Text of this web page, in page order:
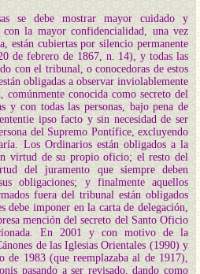
se debe mostrar mayor cuidado y
con la mayor confidencialidad, una vez
están cubiertas por silencio permanente
de febrero de 1867, n. 14), y todas las
con el tribunal, o conocedoras de estos
obligadas a observar inviolablemente
comúnmente conocida como secreto del
y con todas las personas, bajo pena de
ipso facto y sin necesidad de ser
del Supremo Pontífice, excluyendo
Los Ordinarios están obligados a la
virtud de su propio oficio; el resto del
del juramento que siempre deben
obligaciones; y finalmente aquellos
fuera del tribunal están obligados
debe imponer en la carta de delegación,
mención del secreto del Santo Oficio
En 2001 y con motivo de la
de las Iglesias Orientales (1990) y
de 1983 (que reemplazaba al de 1917),
pasando a ser revisado, dando como